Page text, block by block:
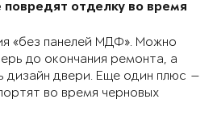
повредят отделку во время
«без панелей МДФ». Можно
до окончания ремонта, а
дизайн двери. Еще один плюс —
во время черновых